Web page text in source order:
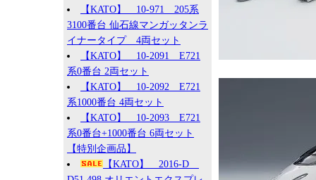
【KATO】 10-971 205系
3100番台 仙石線マンガッタンラ
イナータイプ 4両セット
【KATO】 10-2091 E721
系0番台 2両セット
【KATO】 10-2092 E721
系1000番台 4両セット
【KATO】 10-2093 E721
系0番台+1000番台 6両セット
【特別企画品】
【KATO】 2016-D